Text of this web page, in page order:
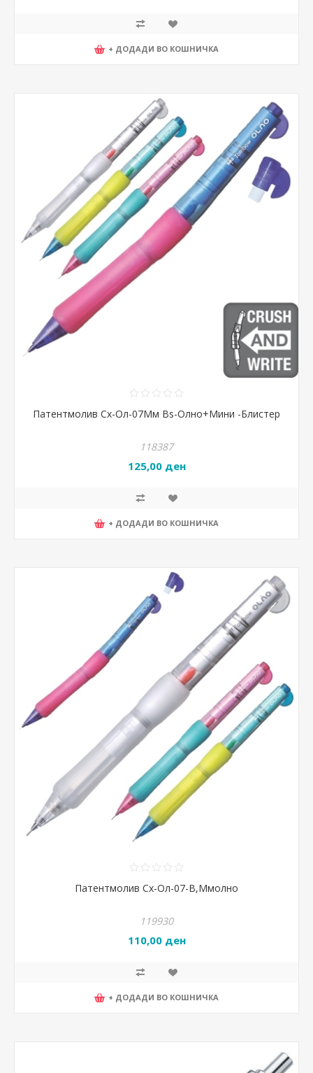
+ ДОДАДИ ВО КОШНИЧКА
Патентмолив Сх-Ол-07Мм Bs-Олно+Мини -Блистер
118387
125,00 ден
+ ДОДАДИ ВО КОШНИЧКА
Патентмолив Сх-Ол-07-B,Ммолно
119930
110,00 ден
+ ДОДАДИ ВО КОШНИЧКА